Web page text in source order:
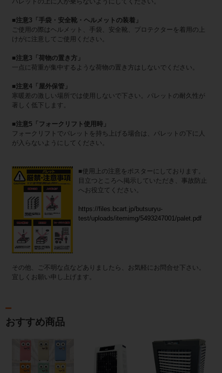
■注意3「手袋・安全靴・ヘルメットの装着」
ご使用の際はヘルメット、手袋、安全靴、プロテクターを着用の上
けがに注意してご使用ください。
■注意3「荷物の置き方」
一点に荷重が集中するような荷物の置き方はしないでください。
■注意4「屋外保管」
寒暖差の激しい場所では使用しないで下さい。パレットの耐久性が
著しく低下します。
■注意5「フォークリフト使用時」
フォークリフトでパレットを持ち上げる場合は、パレットの下に人
が入らないようにしてください。
■使用上の注意をポスターにしております。
目立つところへ掲示していただき、事故防止
へお役立てください。
https://files.bcart.jp/butsuryu-
test/uploads/itemimg/5493247001/palet.pdf
その他、ご不明な点などありましたら、お気軽にお問合せ下さい。
宜しくお願い申し上げます。
おすすめ商品